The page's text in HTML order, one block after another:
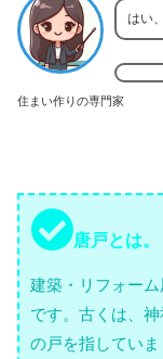
住まい作りの専門家
はい
唐戸とは。
建築・リフォー
です。古くは、
の戸を指してい